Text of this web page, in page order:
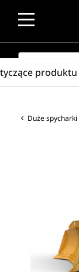
SEARCH
Duże spycharki
produktu